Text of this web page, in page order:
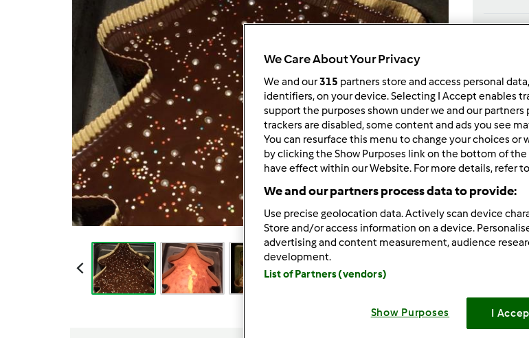
0
We Care About Your Privacy
We and our315 partners store and access personal
identifiers, on your device. Selecting I Accept enables
support the purposes shown under we and our partners
trackers are disabled, some content and ads you see
You can resurface this menu to change your choices or
by clicking the Show Purposes link on the bottom of the
have effect within our Website. For more details, refer
We and our partners process data to provide:
Use precise geolocation data. Actively scan device
Store and/or access information on a device.
advertising and content measurement, audience
development.
List of Partners (vendors)
Show Purposes I